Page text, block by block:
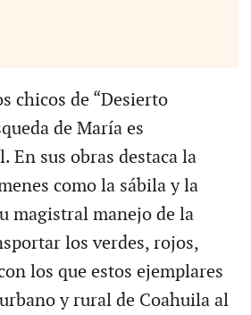
chicos de “Desierto
de María es
En sus obras destaca la
como la sábila y la
magistral manejo de la
los verdes, rojos,
los que estos ejemplares
y rural de Coahuila al